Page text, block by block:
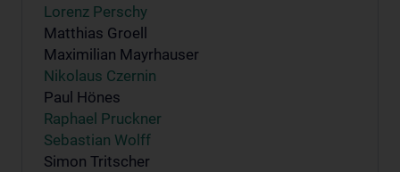
Lorenz Perschy
Matthias Groell
Maximilian Mayrhauser
Nikolaus Czernin
Paul Hönes
Raphael Pruckner
Sebastian Wolff
Simon Tritscher